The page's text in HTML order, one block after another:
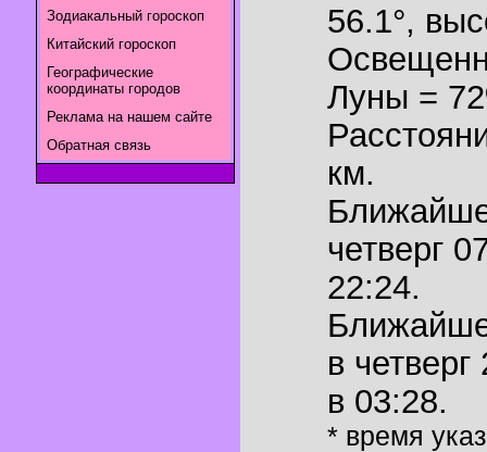
Зодиакальный гороскоп
Китайский гороскоп
Географические
координаты городов
Реклама на нашем сайте
Обратная связь
56.1°,
Луны =
км.
четверг
22:24.
в
в 03:28.
* время